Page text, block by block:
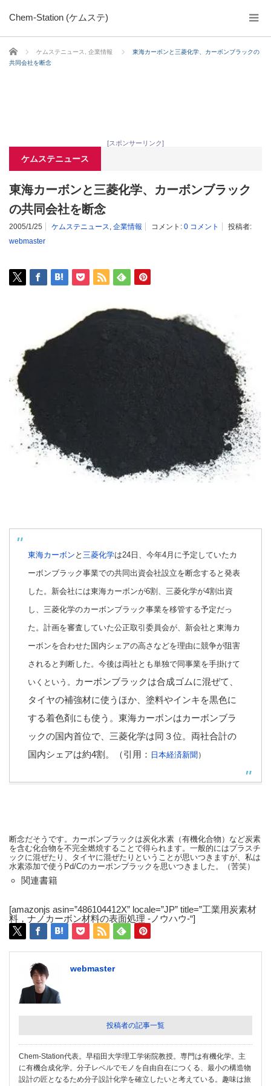
Chem-Station (ケムステ)
ホーム ケムステニュース 企業情報
東海カーボンと三菱化学、カーボンブラックの
共同会社を断念
[スポンサーリンク]
ケムステニュース
東海カーボンと三菱化学、カーボンブラック
の共同会社を断念
2005/1/25 ケムステニュース, 企業情報 コメント: 0 コメント
投稿者:
webmaster
東海カーボン と 三菱化学は24日、今年4月に予定していたカ
ーボンブラック事業での共同出資会社設立を断念すると発表
した。新会社には東海カーボンが6割、三菱化学が4割出資
し、三菱化学のカーボンブラック事業を移管する予定だっ
た。計画を審査していた公正取引委員会が、新会社と東海カ
ーボンを合わせた国内シェアの高さなどを理由に競争が阻害
されると判断した。今後は両社とも単独で同事業を手掛けて
いくという。
カーボンブラックは合成ゴムに混ぜて、
タイヤの補強材に使うほか、塗料やインキを黒色に
する着色剤にも使う。東海カーボンはカーボンブラ
ックの国内首位で、三菱化学は同３位。両社合計の
国内シェアは約4割。（引用： 日本経済新聞 ）
断念だそうです。カーボンブラックは炭化水素（有機化合物）など炭素
を含む化合物を不完全燃焼することで得られます。一般的にはプラスチ
ックに混ぜたり、タイヤに混ぜたりということが思いつきますが、私は
水素添加で使うPd/Cのカーボンブラックを思いつきました。（苦笑）
関連書籍
[amazonjs asin=”486104412X” locale=”JP” title=”工業用炭素材
料，ナノカーボン材料の表面処理 -ノウハウ-“]
webmaster
投稿者の記事一覧
Chem-Station代表。早稲田大学理工学術院教授。専門は有機化学。主
に有機合成化学。分子レベルでモノを自由自在につくる、最小の構造物
設計の匠となるため分子設計化学を確立したいと考えている。趣味は旅